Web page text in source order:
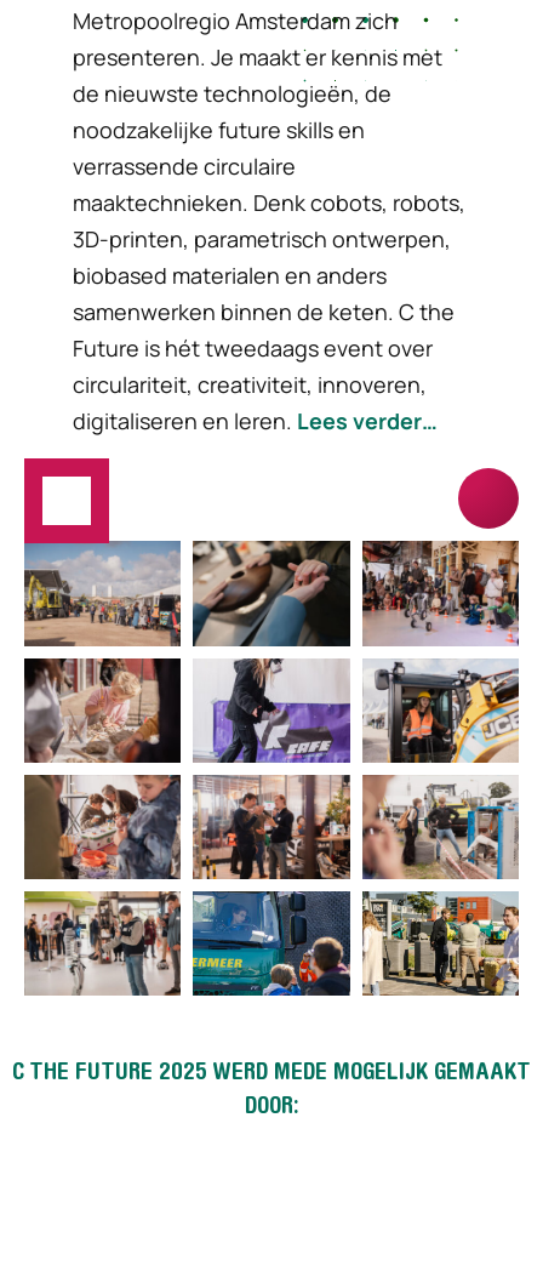
Metropoolregio Amsterdam zich
presenteren. Je maakt er kennis met
de nieuwste technologieën, de
noodzakelijke future skills en
verrassende circulaire
maaktechnieken. Denk cobots, robots,
3D-printen, parametrisch ontwerpen,
biobased materialen en anders
samenwerken binnen de keten. C the
Future is hét tweedaags event over
circulariteit, creativiteit, innoveren,
digitaliseren en leren. Lees verder…
C THE FUTURE 2025 WERD MEDE MOGELIJK GEMAAKT
DOOR: